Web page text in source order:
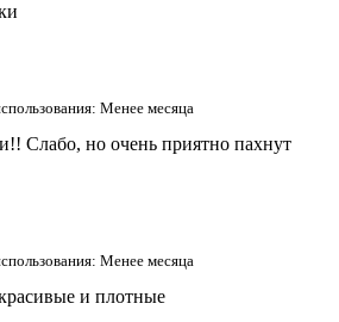
Менее месяца
Слабо, но очень приятно пахнут
Менее месяца
и плотные